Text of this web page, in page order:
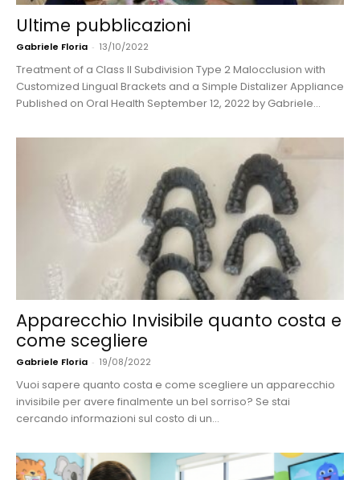
Ultime pubblicazioni
Gabriele Floria - 13/10/2022
Treatment of a Class II Subdivision Type 2 Malocclusion with
Customized Lingual Brackets and a Simple Distalizer Appliance
Published on Oral Health September 12, 2022 by Gabriele...
Apparecchio Invisibile quanto costa e
come scegliere
Gabriele Floria - 19/08/2022
Vuoi sapere quanto costa e come scegliere un apparecchio
invisibile per avere finalmente un bel sorriso? Se stai
cercando informazioni sul costo di un...